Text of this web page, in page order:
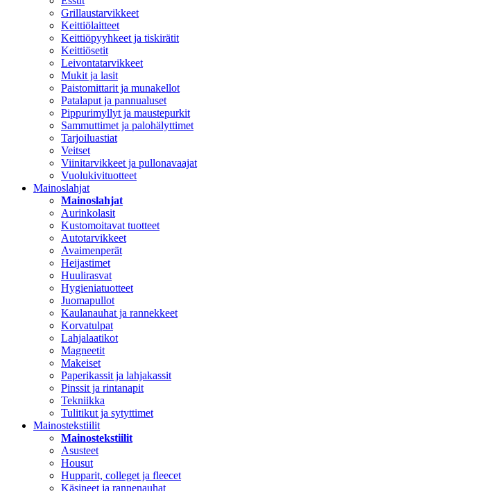
Grillaustarvikkeet
Keittiölaitteet
Keittiöpyyhkeet ja tiskirätit
Keittiösetit
Leivontatarvikkeet
Mukit ja lasit
Paistomittarit ja munakellot
Patalaput ja pannualuset
Pippurimyllyt ja maustepurkit
Sammuttimet ja palohälyttimet
Tarjoiluastiat
Veitset
Viinitarvikkeet ja pullonavaajat
Vuolukivituotteet
Mainoslahjat
Mainoslahjat
Aurinkolasit
Kustomoitavat tuotteet
Autotarvikkeet
Avaimenperät
Heijastimet
Huulirasvat
Hygieniatuotteet
Juomapullot
Kaulanauhat ja rannekkeet
Korvatulpat
Lahjalaatikot
Magneetit
Makeiset
Paperikassit ja lahjakassit
Pinssit ja rintanapit
Tekniikka
Tulitikut ja sytyttimet
Mainostekstiilit
Mainostekstiilit
Asusteet
Housut
Hupparit, colleget ja fleecet
Käsineet ja rannenauhat